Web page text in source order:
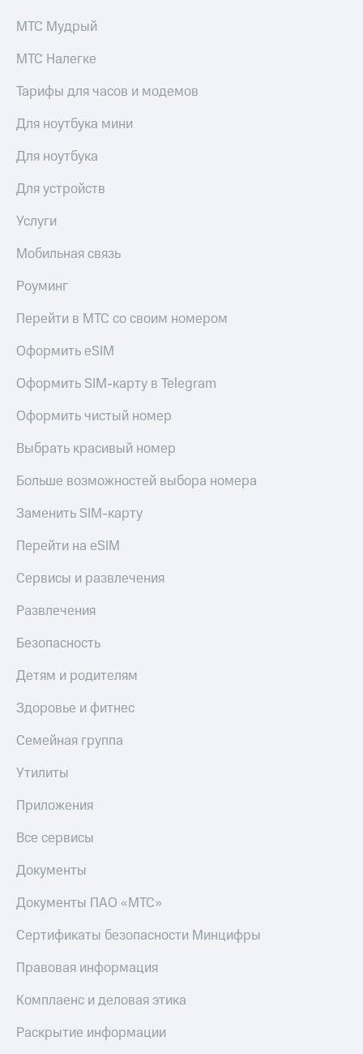
МТС Мудрый
МТС Налегке
Тарифы для часов и модемов
Для ноутбука мини
Для ноутбука
Для устройств
Услуги
Мобильная связь
Роуминг
Перейти в МТС со своим номером
Оформить eSIM
Оформить SIM-карту в Telegram
Оформить чистый номер
Выбрать красивый номер
Больше возможностей выбора номера
Заменить SIM-карту
Перейти на eSIM
Сервисы и развлечения
Развлечения
Безопасность
Детям и родителям
Здоровье и фитнес
Семейная группа
Утилиты
Приложения
Все сервисы
Документы
Документы ПАО «МТС»
Сертификаты безопасности Минцифры
Правовая информация
Комплаенс и деловая этика
Раскрытие информации